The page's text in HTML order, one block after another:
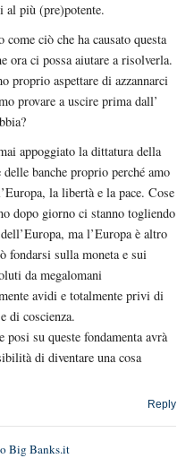
al più (pre)potente.
come ciò che ha causato questa
ora ci possa aiutare a risolverla.
proprio aspettare di azzannarci
provare a uscire prima dall’
appoggiato la dittatura della
delle banche proprio perché amo
la libertà e la pace. Cose
dopo giorno ci stanno togliendo
ma l’Europa è altro
fondarsi sulla moneta e sui
da megalomani
avidi e totalmente privi di
di coscienza.
posi su queste fondamenta avrà
di diventare una cosa
Reply
Big Banks.it